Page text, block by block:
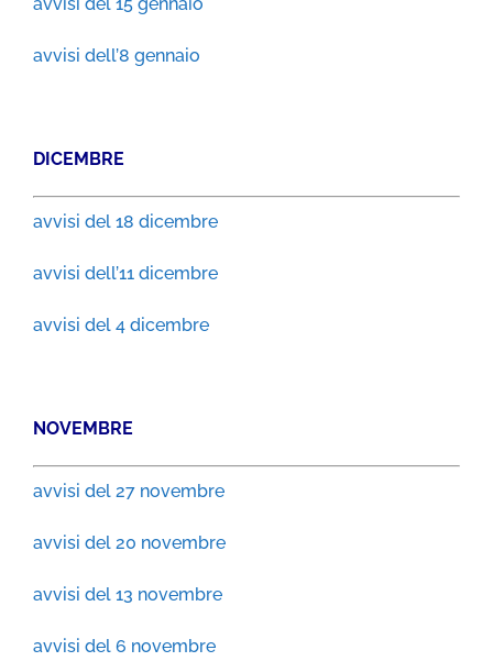
avvisi dell’8 gennaio
DICEMBRE
avvisi del 18 dicembre
avvisi dell’11 dicembre
avvisi del 4 dicembre
NOVEMBRE
avvisi del 27 novembre
avvisi del 20 novembre
avvisi del 13 novembre
avvisi del 6 novembre